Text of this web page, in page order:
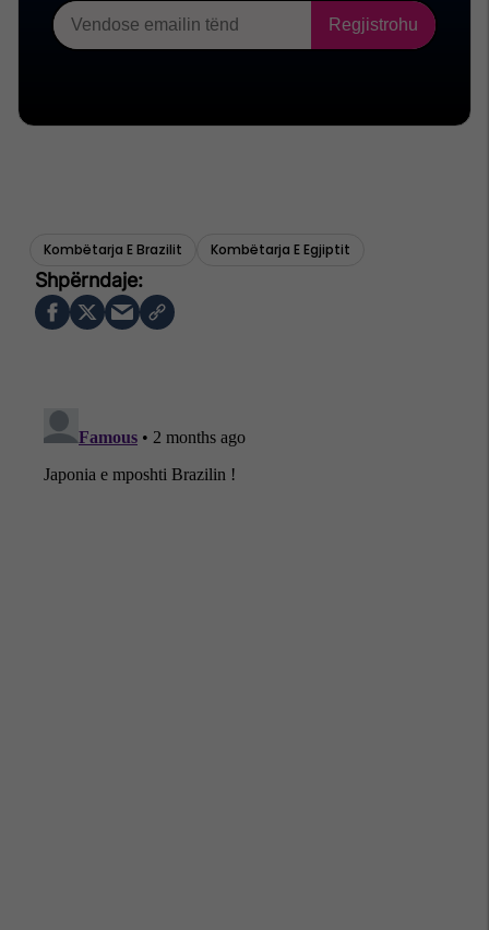
Kombëtarja E Brazilit Kombëtarja E Egjiptit